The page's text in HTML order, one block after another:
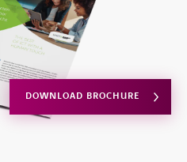
DOWNLOAD BROCHURE